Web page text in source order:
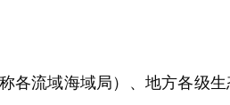
流域海域局）、地方各级生